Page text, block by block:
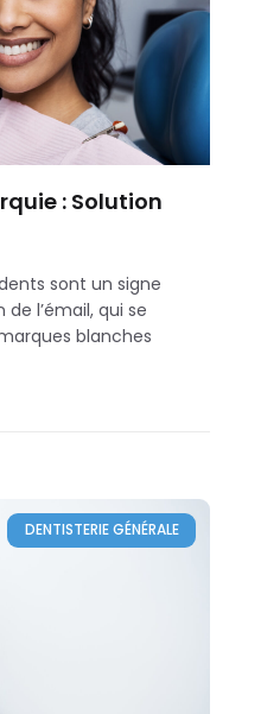
: Solution
sont un signe
l’émail, qui se
blanches
DENTISTERIE GÉNÉRALE